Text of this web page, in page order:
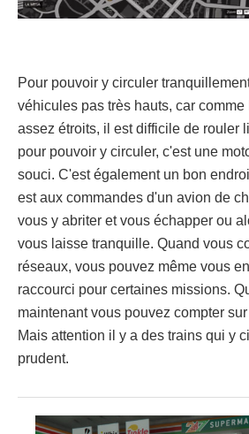
Pour pouvoir y circuler
véhicules pas très hauts, car
assez étroits, il est difficile de rouler
pour pouvoir y circuler, c'est une
souci. C'est également un bon
est aux commandes d'un avion de
vous y abriter et vous échapper ou
vous laisse tranquille. Quand vous
réseaux, vous pouvez même vous
raccourci pour certaines missions.
maintenant vous pouvez compter
Mais attention il y a des trains qui y
prudent.